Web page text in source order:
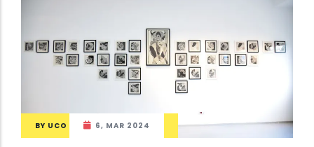
BY UCO 6, MAR 2024